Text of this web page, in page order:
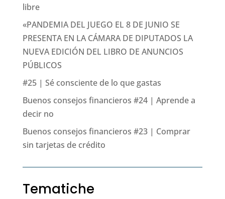
libre
«PANDEMIA DEL JUEGO EL 8 DE JUNIO SE
PRESENTA EN LA CÁMARA DE DIPUTADOS LA
NUEVA EDICIÓN DEL LIBRO DE ANUNCIOS
PÚBLICOS
#25 | Sé consciente de lo que gastas
Buenos consejos financieros #24 | Aprende a
decir no
Buenos consejos financieros #23 | Comprar
sin tarjetas de crédito
Tematiche